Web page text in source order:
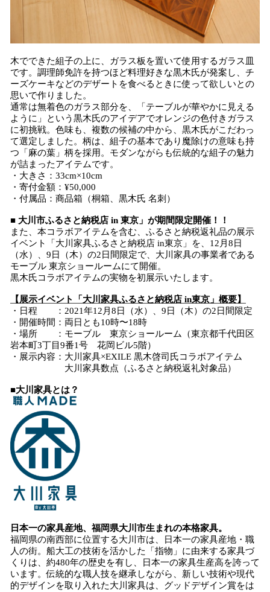
木でできた組子の上に、ガラス板を置いて使用するガラス皿
です。調理師免許を持つほど料理好きな黒木氏が発案し、チ
ーズケーキなどのデザートを食べるときに使って欲しいとの
思いで作りました。
通常は無着色のガラス部分を、「テーブルが華やかに見える
ように」という黒木氏のアイデアでオレンジの色付きガラス
に初挑戦。色味も、複数の候補の中から、黒木氏がこだわっ
て選定しました。柄は、組子の基本であり魔除けの意味も持
つ「麻の葉」柄を採用。モダンながらも伝統的な組子の魅力
が詰まったアイテムです。
・大きさ：33cm×10cm
・寄付金額：¥50,000
・付属品：商品箱（桐箱、黒木氏 名刺）
■ 大川市ふるさと納税店 in 東京」が期間限定開催！！
また、本コラボアイテムを含む、ふるさと納税返礼品の展示
イベント「大川家具ふるさと納税店 in東京」を、12月8日
（水）、9日（木）の2日間限定で、大川家具の事業者である
モーブル 東京ショールームにて開催。
黒木氏コラボアイテムの実物を初展示いたします。
【展示イベント「大川家具ふるさと納税店 in東京」概要】
・日程 ：2021年12月8日（水）、9日（木）の2日間限定
・開催時間：両日とも10時〜18時
・場所 ：モーブル 東京ショールーム（東京都千代田区
岩本町3丁目9番1号 花岡ビル5階）
・展示内容：大川家具×EXILE 黒木啓司氏コラボアイテム
大川家具数点（ふるさと納税返礼対象品）
■大川家具とは？
日本一の家具産地、福岡県大川市生まれの本格家具。
福岡県の南西部に位置する大川市は、日本一の家具産地・職
人の街。船大工の技術を活かした「指物」に由来する家具づ
くりは、約480年の歴史を有し、日本一の家具生産高を誇って
います。伝統的な職人技を継承しながら、新しい技術や現代
的デザインを取り入れた大川家具は、グッドデザイン賞をは